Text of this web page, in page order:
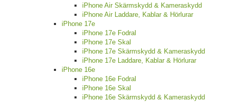
iPhone Air Skärmskydd & Kameraskydd
iPhone Air Laddare, Kablar & Hörlurar
iPhone 17e
iPhone 17e Fodral
iPhone 17e Skal
iPhone 17e Skärmskydd & Kameraskydd
iPhone 17e Laddare, Kablar & Hörlurar
iPhone 16e
iPhone 16e Fodral
iPhone 16e Skal
iPhone 16e Skärmskydd & Kameraskydd